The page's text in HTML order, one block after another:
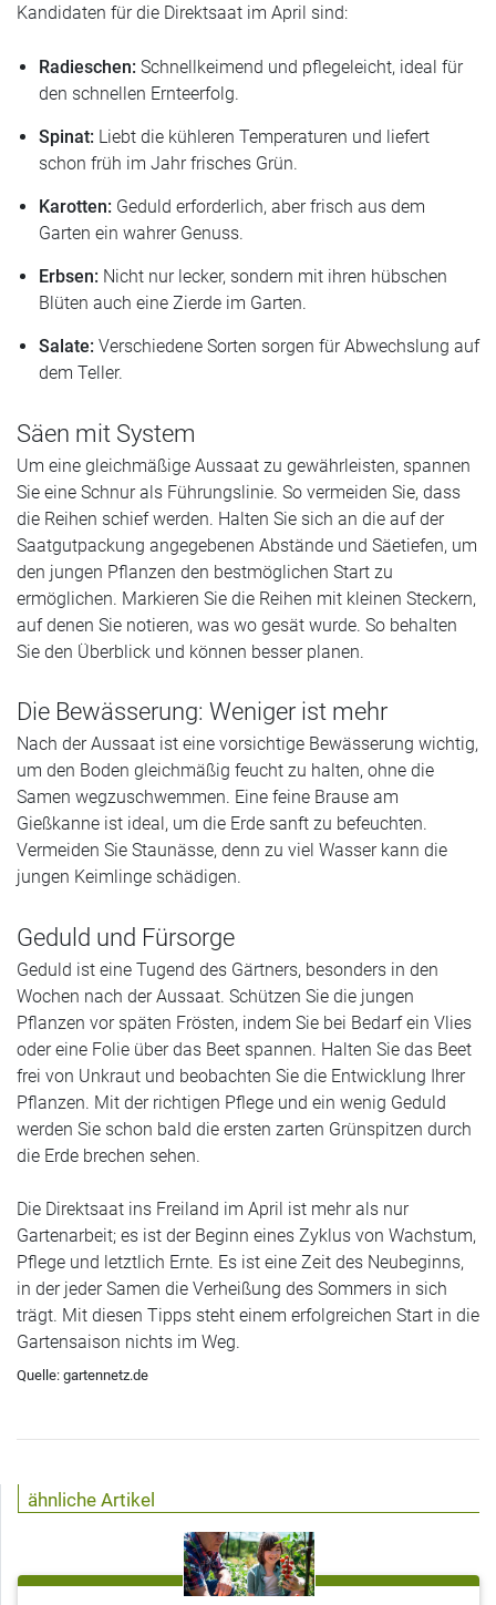
Kandidaten für die Direktsaat im April sind:
Radieschen: Schnellkeimend und pflegeleicht, ideal für
den schnellen Ernteerfolg.
Spinat: Liebt die kühleren Temperaturen und liefert
schon früh im Jahr frisches Grün.
Karotten: Geduld erforderlich, aber frisch aus dem
Garten ein wahrer Genuss.
Erbsen: Nicht nur lecker, sondern mit ihren hübschen
Blüten auch eine Zierde im Garten.
Salate: Verschiedene Sorten sorgen für Abwechslung auf
dem Teller.
Säen mit System
Um eine gleichmäßige Aussaat zu gewährleisten, spannen
Sie eine Schnur als Führungslinie. So vermeiden Sie, dass
die Reihen schief werden. Halten Sie sich an die auf der
Saatgutpackung angegebenen Abstände und Säetiefen, um
den jungen Pflanzen den bestmöglichen Start zu
ermöglichen. Markieren Sie die Reihen mit kleinen Steckern,
auf denen Sie notieren, was wo gesät wurde. So behalten
Sie den Überblick und können besser planen.
Die Bewässerung: Weniger ist mehr
Nach der Aussaat ist eine vorsichtige Bewässerung wichtig,
um den Boden gleichmäßig feucht zu halten, ohne die
Samen wegzuschwemmen. Eine feine Brause am
Gießkanne ist ideal, um die Erde sanft zu befeuchten.
Vermeiden Sie Staunässe, denn zu viel Wasser kann die
jungen Keimlinge schädigen.
Geduld und Fürsorge
Geduld ist eine Tugend des Gärtners, besonders in den
Wochen nach der Aussaat. Schützen Sie die jungen
Pflanzen vor späten Frösten, indem Sie bei Bedarf ein Vlies
oder eine Folie über das Beet spannen. Halten Sie das Beet
frei von Unkraut und beobachten Sie die Entwicklung Ihrer
Pflanzen. Mit der richtigen Pflege und ein wenig Geduld
werden Sie schon bald die ersten zarten Grünspitzen durch
die Erde brechen sehen.
Die Direktsaat ins Freiland im April ist mehr als nur
Gartenarbeit; es ist der Beginn eines Zyklus von Wachstum,
Pflege und letztlich Ernte. Es ist eine Zeit des Neubeginns,
in der jeder Samen die Verheißung des Sommers in sich
trägt. Mit diesen Tipps steht einem erfolgreichen Start in die
Gartensaison nichts im Weg.
Quelle: gartennetz.de
ähnliche Artikel